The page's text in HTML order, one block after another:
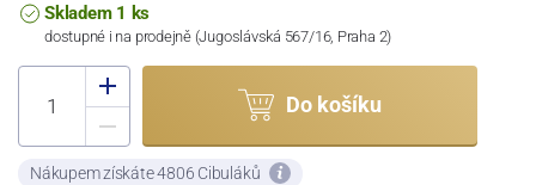
Skladem 1 ks
dostupné i na prodejně (Jugoslávská 567/16, Praha 2)
Do košíku
Nákupem získáte 4806 Cibuláků